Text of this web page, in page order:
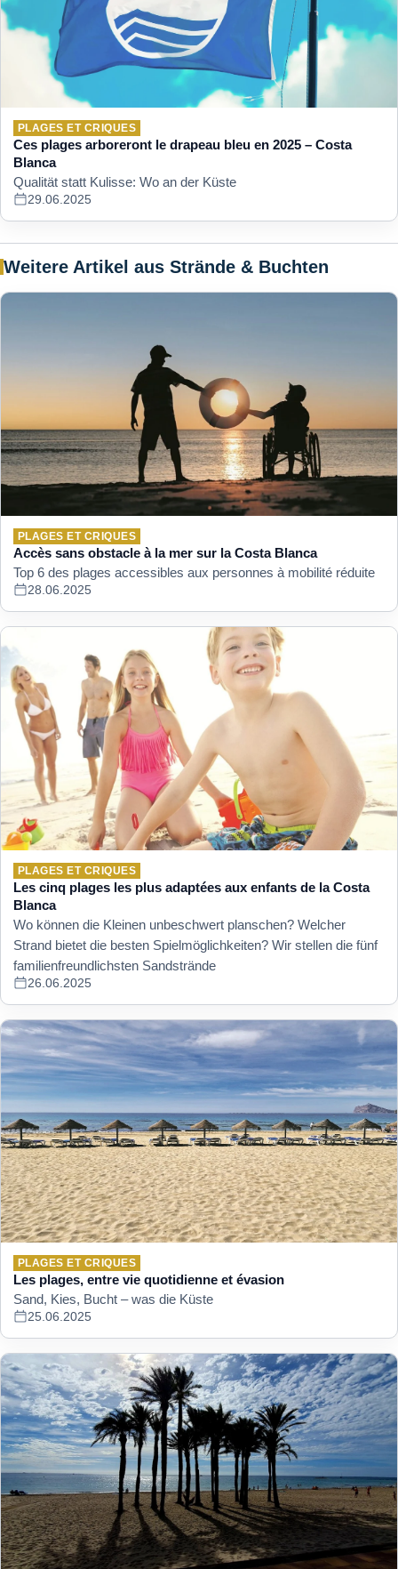
PLAGES ET CRIQUES
Ces plages arboreront le drapeau bleu en 2025 – Costa
Blanca
Qualität statt Kulisse: Wo an der Küste
29.06.2025
Weitere Artikel aus Strände & Buchten
PLAGES ET CRIQUES
Accès sans obstacle à la mer sur la Costa Blanca
Top 6 des plages accessibles aux personnes à mobilité réduite
28.06.2025
PLAGES ET CRIQUES
Les cinq plages les plus adaptées aux enfants de la Costa
Blanca
Wo können die Kleinen unbeschwert planschen? Welcher
Strand bietet die besten Spielmöglichkeiten? Wir stellen die fünf
familienfreundlichsten Sandstrände
26.06.2025
PLAGES ET CRIQUES
Les plages, entre vie quotidienne et évasion
Sand, Kies, Bucht – was die Küste
25.06.2025